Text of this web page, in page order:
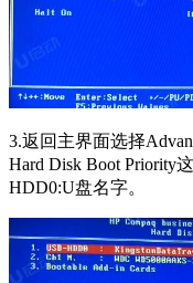
3.返回主界面选择
Hard Disk Boot Priority
HDD0:U盘名字。